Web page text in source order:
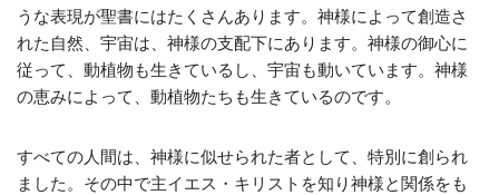
うな表現が聖書にはたくさんあります。神様によって創造さ
れた自然、宇宙は、神様の支配下にあります。神様の御心に
従って、動植物も生きているし、宇宙も動いています。神様
の恵みによって、動植物たちも生きているのです。
すべての人間は、神様に似せられた者として、特別に創られ
ました。その中で主イエス・キリストを知り神様と関係をも